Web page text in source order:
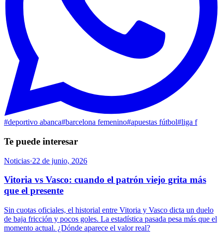
#deportivo abanca#barcelona femenino#apuestas fútbol#liga f
Te puede interesar
Noticias·22 de junio, 2026
Vitoria vs Vasco: cuando el patrón viejo grita más
que el presente
Sin cuotas oficiales, el historial entre Vitoria y Vasco dicta un duelo
de baja fricción y pocos goles. La estadística pasada pesa más que el
momento actual. ¿Dónde aparece el valor real?